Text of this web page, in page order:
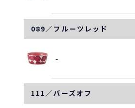
089／フルーツレッド
-
111／バーズオフ